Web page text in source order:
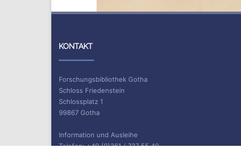
KONTAKT
Forschungsbibliothek Gotha
Schloss Friedenstein
Schlossplatz 1
99867 Gotha
Information und Ausleihe
Telefon: +49 (0)361 / 737 55 40